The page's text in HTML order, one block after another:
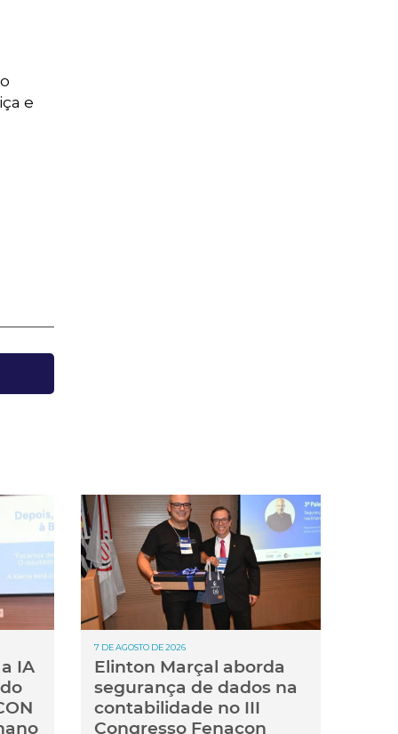
e
IA
7 DE AGOSTO DE 2026
Elinton Marçal aborda
segurança de dados na
contabilidade no III
Congresso Fenacon